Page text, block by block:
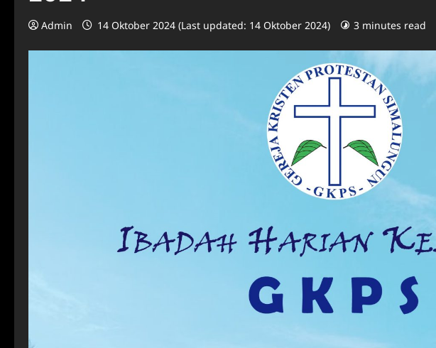
Admin 14 Oktober 2024 (Last updated: 14 Oktober 2024) 3 minutes read